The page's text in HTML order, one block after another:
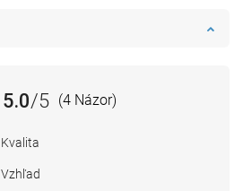
5.0/5 (4 Názor)
Kvalita
Vzhľad